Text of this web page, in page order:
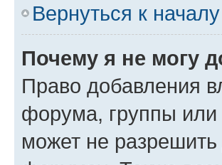
Вернуться к началу
Почему я не могу
Право добавления
форума, группы или
может не